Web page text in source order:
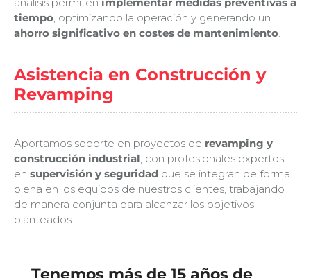
tiempo, optimizando la operación y generando un
ahorro significativo en costes de mantenimiento.
Asistencia en Construcción y
Revamping
Aportamos soporte en proyectos de revamping y
construcción industrial, con profesionales expertos
en supervisión y seguridad que se integran de forma
plena en los equipos de nuestros clientes, trabajando
de manera conjunta para alcanzar los objetivos
planteados.